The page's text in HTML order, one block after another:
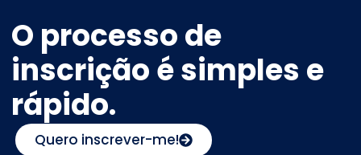
O processo de
inscrição é simples e
rápido.
Quero inscrever-me!